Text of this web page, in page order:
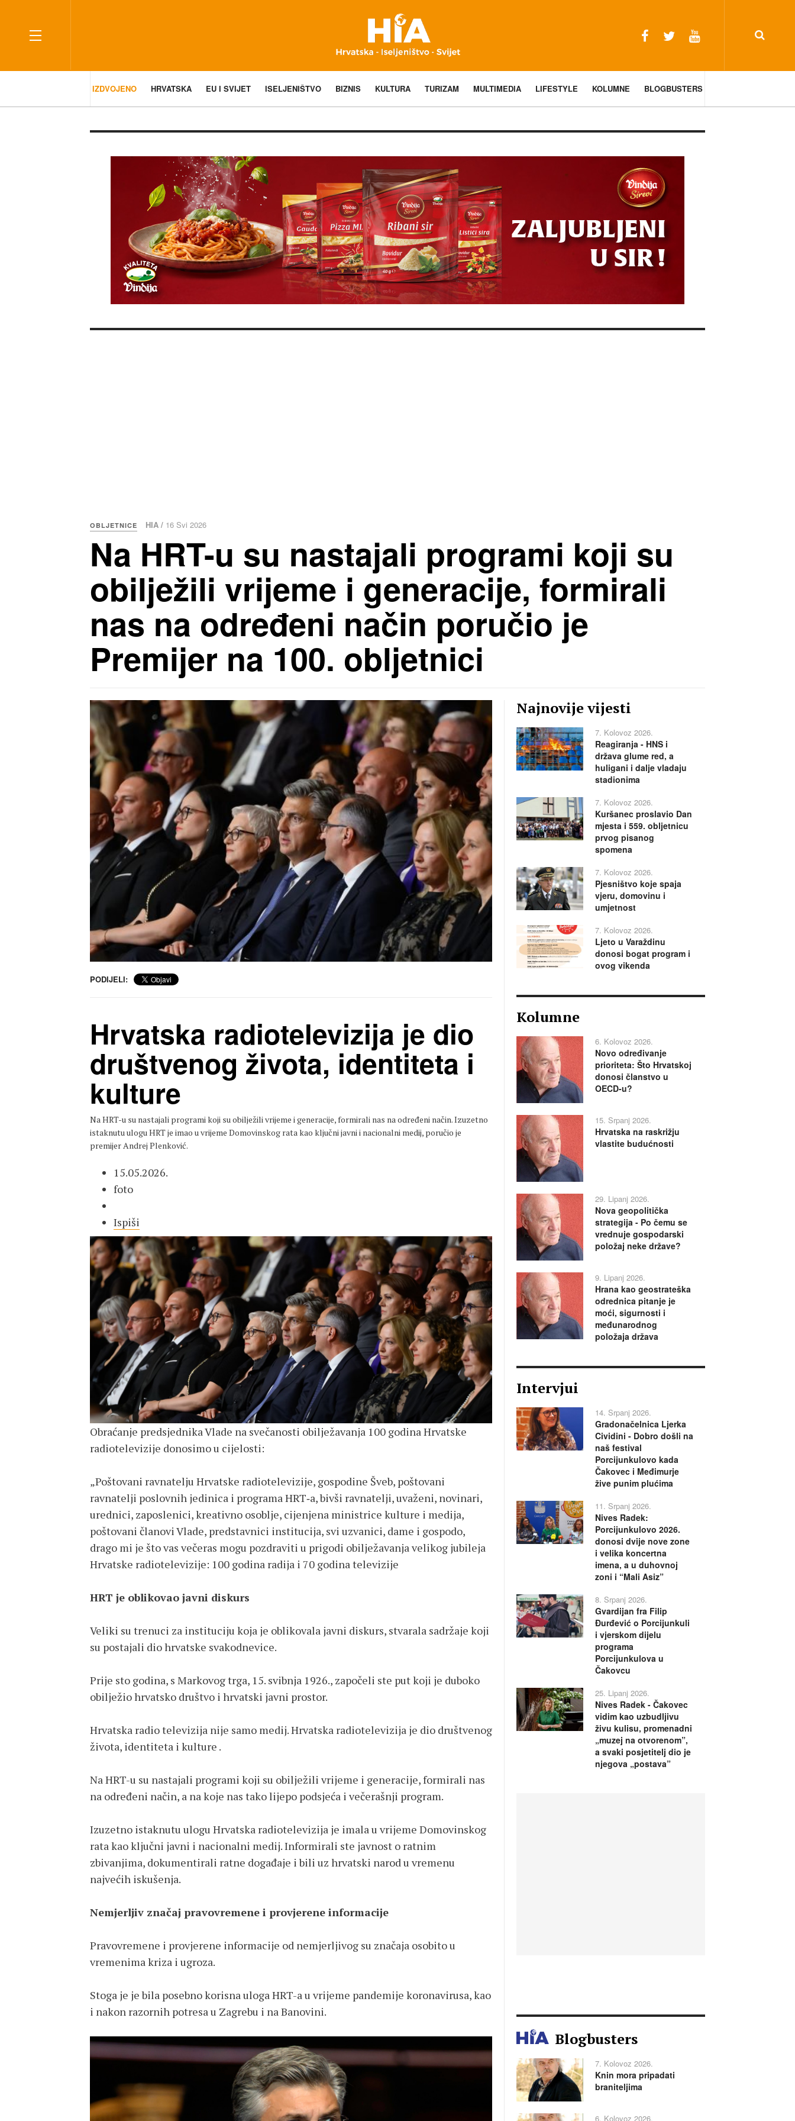
IZDVOJENO HRVATSKA EU I SVIJET ISELJENIŠTVO BIZNIS KULTURA TURIZAM MULTIMEDIA LIFESTYLE KOLUMNE BLOGBUSTERS
OBLJETNICE HIA / 16 Svi 2026
Na HRT-u su nastajali programi koji su
obilježili vrijeme i generacije, formirali
nas na određeni način poručio je
Premijer na 100. obljetnici
PODIJELI:
Hrvatska radiotelevizija je dio
društvenog života, identiteta i
kulture
Na HRT-u su nastajali programi koji su obilježili vrijeme i generacije, formirali nas na određeni način. Izuzetno
istaknutu ulogu HRT je imao u vrijeme Domovinskog rata kao ključni javni i nacionalni medij, poručio je
premijer Andrej Plenković.
15.05.2026.
foto
Ispiši
Obraćanje predsjednika Vlade na svečanosti obilježavanja 100 godina Hrvatske
radiotelevizije donosimo u cijelosti:
„Poštovani ravnatelju Hrvatske radiotelevizije, gospodine Šveb, poštovani
ravnatelji poslovnih jedinica i programa HRT‑a, bivši ravnatelji, uvaženi, novinari,
urednici, zaposlenici, kreativno osoblje, cijenjena ministrice kulture i medija,
poštovani članovi Vlade, predstavnici institucija, svi uzvanici, dame i gospodo,
drago mi je što vas večeras mogu pozdraviti u prigodi obilježavanja velikog jubileja
Hrvatske radiotelevizije: 100 godina radija i 70 godina televizije
HRT je oblikovao javni diskurs
Veliki su trenuci za instituciju koja je oblikovala javni diskurs, stvarala sadržaje koji
su postajali dio hrvatske svakodnevice.
Prije sto godina, s Markovog trga, 15. svibnja 1926., započeli ste put koji je duboko
obilježio hrvatsko društvo i hrvatski javni prostor.
Hrvatska radio televizija nije samo medij. Hrvatska radiotelevizija je dio društvenog
života, identiteta i kulture .
Na HRT-u su nastajali programi koji su obilježili vrijeme i generacije, formirali nas
na određeni način, a na koje nas tako lijepo podsjeća i večerašnji program.
Izuzetno istaknutu ulogu Hrvatska radiotelevizija je imala u vrijeme Domovinskog
rata kao ključni javni i nacionalni medij. Informirali ste javnost o ratnim
zbivanjima, dokumentirali ratne događaje i bili uz hrvatski narod u vremenu
najvećih iskušenja.
Nemjerljiv značaj pravovremene i provjerene informacije
Pravovremene i provjerene informacije od nemjerljivog su značaja osobito u
vremenima kriza i ugroza.
Stoga je je bila posebno korisna uloga HRT-a u vrijeme pandemije koronavirusa, kao
i nakon razornih potresa u Zagrebu i na Banovini.
Najnovije vijesti
7. Kolovoz 2026.
Reagiranja - HNS i
država glume red, a
huligani i dalje vladaju
stadionima
7. Kolovoz 2026.
Kuršanec proslavio Dan
mjesta i 559. obljetnicu
prvog pisanog
spomena
7. Kolovoz 2026.
Pjesništvo koje spaja
vjeru, domovinu i
umjetnost
7. Kolovoz 2026.
Ljeto u Varaždinu
donosi bogat program i
ovog vikenda
Kolumne
6. Kolovoz 2026.
Novo određivanje
prioriteta: Što Hrvatskoj
donosi članstvo u
OECD-u?
15. Srpanj 2026.
Hrvatska na raskrižju
vlastite budućnosti
29. Lipanj 2026.
Nova geopolitička
strategija - Po čemu se
vrednuje gospodarski
položaj neke države?
9. Lipanj 2026.
Hrana kao geostrateška
odrednica pitanje je
moći, sigurnosti i
međunarodnog
položaja država
Intervjui
14. Srpanj 2026.
Gradonačelnica Ljerka
Cividini - Dobro došli na
naš festival
Porcijunkulovo kada
Čakovec i Međimurje
žive punim plućima
11. Srpanj 2026.
Nives Radek:
Porcijunkulovo 2026.
donosi dvije nove zone
i velika koncertna
imena, a u duhovnoj
zoni i “Mali Asiz”
8. Srpanj 2026.
Gvardijan fra Filip
Đurđević o Porcijunkuli
i vjerskom dijelu
programa
Porcijunkulova u
Čakovcu
25. Lipanj 2026.
Nives Radek - Čakovec
vidim kao uzbudljivu
živu kulisu, promenadni
„muzej na otvorenom”,
a svaki posjetitelj dio je
njegova „postava”
Blogbusters
7. Kolovoz 2026.
Knin mora pripadati
braniteljima
6. Kolovoz 2026.